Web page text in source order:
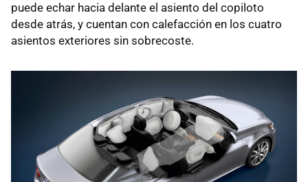
puede echar hacia delante el asiento del copiloto
desde atrás, y cuentan con calefacción en los cuatro
asientos exteriores sin sobrecoste.